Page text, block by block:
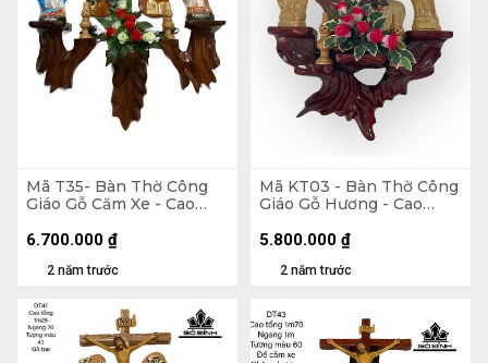
Mã T35- Bàn Thờ Công
Giáo Gỗ Căm Xe - Cao
Tượng Màu 50 (cm)
2 năm trước
6.700.000 ₫
Mã KT03 - Bàn Thờ Công
Giáo Gỗ Hương - Cao
Tượng Giả Gỗ 40 (cm)
2 năm trước
5.800.000 ₫